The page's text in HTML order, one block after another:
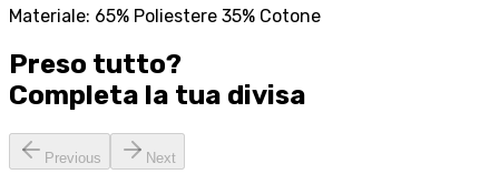
Materiale: 65% Poliestere 35% Cotone
Preso tutto?
Completa la tua divisa
Previous Next